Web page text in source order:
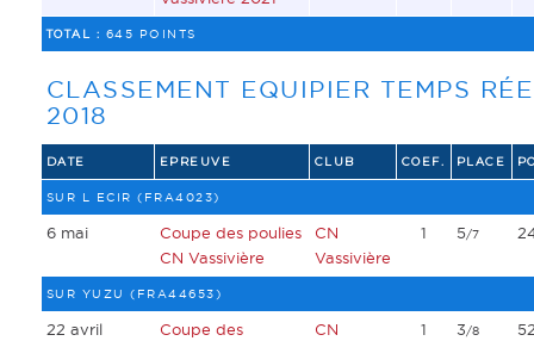
TOTAL : 645 POINTS
CLASSEMENT EQUIPIER TEMPS
2018
DATE EPREUVE CLUB COEF. PLACE
SUR L ECIR (FRA4023)
6 mai
Coupe des poulies
CN Vassivière
CN
Vassivière
1 5/7
SUR YUZU (FRA44653)
22 avril
Coupe des
CN
1 3/8